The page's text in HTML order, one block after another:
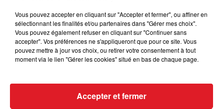
LES PODCASTS
Vous pouvez accepter en cliquant sur "Accepter et fermer", ou affiner en
sélectionnant les finalités et/ou partenaires dans "Gérer mes choix".
Vous pouvez également refuser en cliquant sur "Continuer sans
accepter". Vos préférences ne s'appliqueront que pour ce site. Vous
pouvez mettre à jour vos choix, ou retirer votre consentement à tout
moment via le lien "Gérer les cookies" situé en bas de chaque page.
Accepter et fermer